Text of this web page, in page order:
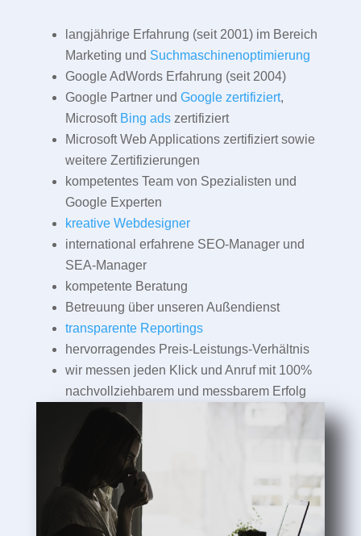
langjährige Erfahrung (seit 2001) im Bereich
Marketing und Suchmaschinenoptimierung
Google AdWords Erfahrung (seit 2004)
Google Partner und Google zertifiziert,
Microsoft Bing adszertifiziert
Microsoft Web Applications zertifiziert sowie
weitere Zertifizierungen
kompetentes Team von Spezialisten und
Google Experten
kreative Webdesigner
international erfahrene SEO-Manager und
SEA-Manager
kompetente Beratung
Betreuung über unseren Außendienst
transparente Reportings
hervorragendes Preis-Leistungs-Verhältnis
wir messen jeden Klick und Anruf mit 100%
nachvollziehbarem und messbarem Erfolg